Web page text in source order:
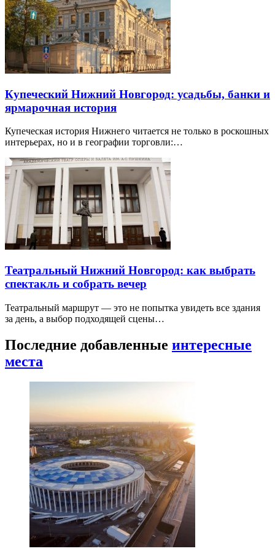
Купеческий Нижний Новгород: усадьбы, банки и
ярмарочная история
Купеческая история Нижнего читается не только в роскошных
интерьерах, но и в географии торговли:…
Театральный Нижний Новгород: как выбрать
спектакль и собрать вечер
Театральный маршрут — это не попытка увидеть все здания
за день, а выбор подходящей сцены…
Последние добавленные интересные
места